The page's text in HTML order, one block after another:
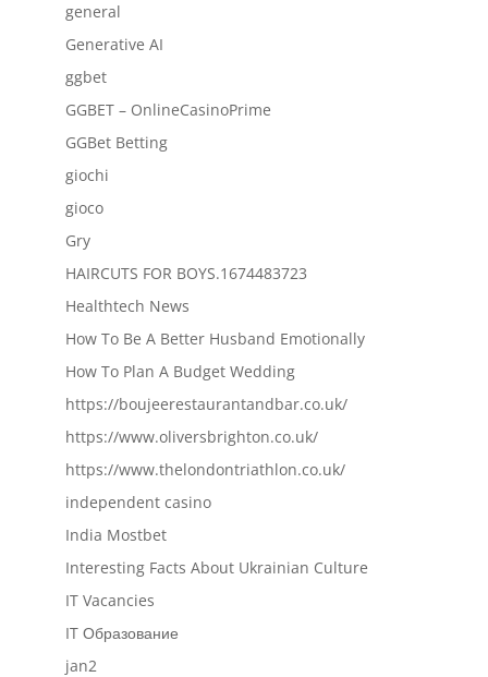
general
Generative AI
ggbet
GGBET – OnlineCasinoPrime
GGBet Betting
giochi
gioco
Gry
HAIRCUTS FOR BOYS.1674483723
Healthtech News
How To Be A Better Husband Emotionally
How To Plan A Budget Wedding
https://boujeerestaurantandbar.co.uk/
https://www.oliversbrighton.co.uk/
https://www.thelondontriathlon.co.uk/
independent casino
India Mostbet
Interesting Facts About Ukrainian Culture
IT Vacancies
IT Образование
jan2